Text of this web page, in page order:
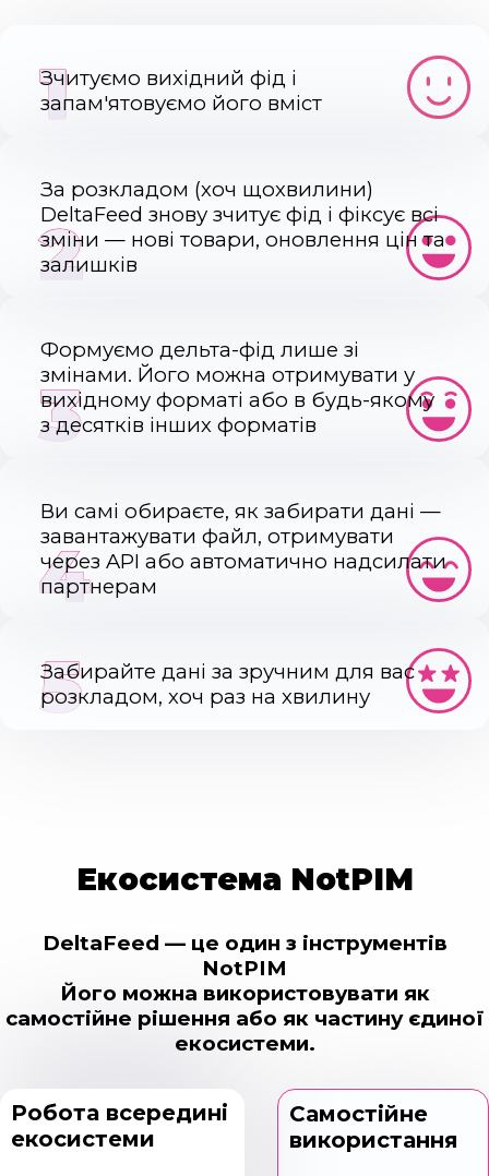
Зчитуємо вихідний фід і
запам'ятовуємо його вміст
1
За розкладом (хоч щохвилини)
DeltaFeed знову зчитує фід і фіксує всі
зміни — нові товари, оновлення цін та
залишків
2
Формуємо дельта-фід лише зі
змінами. Його можна отримувати у
вихідному форматі або в будь-якому
з десятків інших форматів
3
Ви самі обираєте, як забирати дані —
завантажувати файл, отримувати
через API або автоматично надсилати
партнерам
4
Забирайте дані за зручним для вас
розкладом, хоч раз на хвилину
5
Екосистема NotPIM
DeltaFeed — це один з інструментів
NotPIM
Його можна використовувати як
самостійне рішення або як частину єдиної
екосистеми.
Робота всередині
екосистеми
Самостійне
використання